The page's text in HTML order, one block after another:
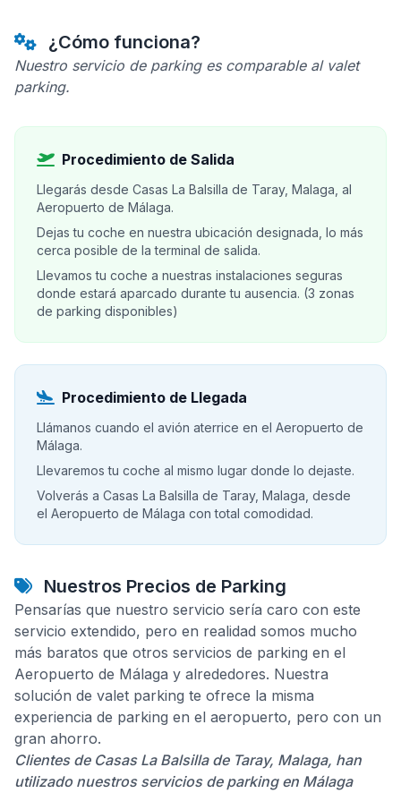
¿Cómo funciona?
Nuestro servicio de parking es comparable al valet
parking.
Procedimiento de Salida
Llegarás desde Casas La Balsilla de Taray, Malaga, al
Aeropuerto de Málaga.
Dejas tu coche en nuestra ubicación designada, lo más
cerca posible de la terminal de salida.
Llevamos tu coche a nuestras instalaciones seguras
donde estará aparcado durante tu ausencia. (3 zonas
de parking disponibles)
Procedimiento de Llegada
Llámanos cuando el avión aterrice en el Aeropuerto de
Málaga.
Llevaremos tu coche al mismo lugar donde lo dejaste.
Volverás a Casas La Balsilla de Taray, Malaga, desde
el Aeropuerto de Málaga con total comodidad.
Nuestros Precios de Parking
Pensarías que nuestro servicio sería caro con este
servicio extendido, pero en realidad somos mucho
más baratos que otros servicios de parking en el
Aeropuerto de Málaga y alrededores. Nuestra
solución de valet parking te ofrece la misma
experiencia de parking en el aeropuerto, pero con un
gran ahorro.
Clientes de Casas La Balsilla de Taray, Malaga, han
utilizado nuestros servicios de parking en Málaga